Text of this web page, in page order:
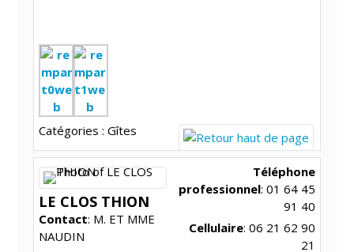
Catégories : Gîtes
LE CLOS THION
Contact: M. ET MME
NAUDIN
Téléphone
professionnel: 01 64 45
91 40
Cellulaire: 06 21 62 90
21